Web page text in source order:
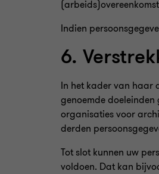
Indien
6.
In het kader van haar
genoemde doeleinden
organisaties voor
derden
Tot slot kunnen uw
voldoen. Dat kan